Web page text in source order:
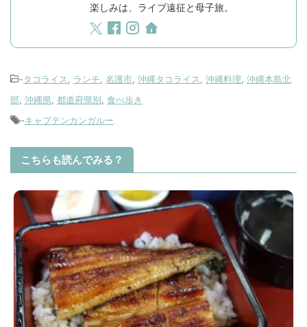
楽しみは、ライブ遠征と母子旅。
-タコライス , ランチ, 名護市, 沖縄タコライス , 沖縄料理, 沖縄本島北
部, 沖縄県, 都道府県別, 食べ歩き
-キャプテンカンガルー
こちらも読んでみる？